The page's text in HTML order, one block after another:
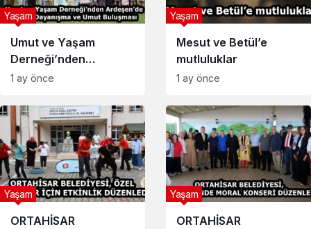
Umut ve Yaşam
Derneği’nden
Ardeşen’de Doğa,
Buluşması
Yaşam
1 ay önce
Mesut ve Betül’e
mutluluklar
Yaşam
1 ay önce
ORTAHİSAR
Yaşam
ORTAHİSAR
Yaşam